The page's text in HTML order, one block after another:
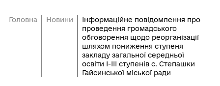
Головна Новини
Інформаційне повідомлення про
проведення громадського
обговорення щодо реорганізації
шляхом пониження ступеня
закладу загальної середньої
освіти І-ІІІ ступенів с. Степашки
Гайсинської міської ради